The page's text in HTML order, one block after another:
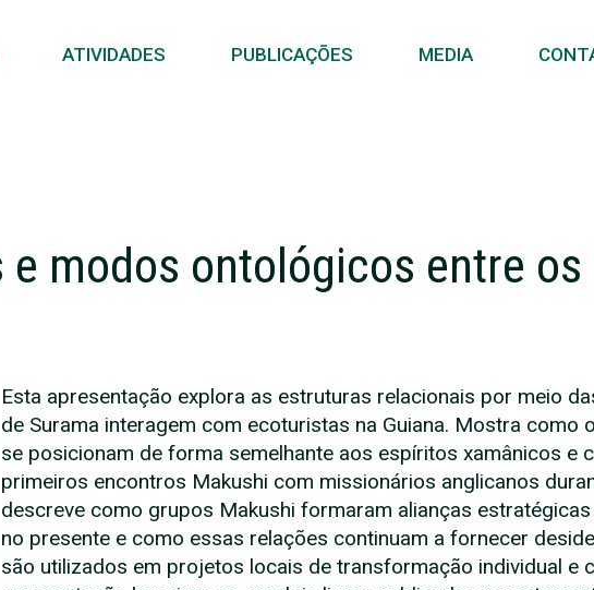
ATIVIDADES PUBLICAÇÕES MEDIA
modos ontológicos entre os
Esta apresentação explora as estruturas relacionais por meio
de Surama interagem com ecoturistas na Guiana. Mostra como
se posicionam de forma semelhante aos espíritos xamânicos e
primeiros encontros Makushi com missionários anglicanos
descreve como grupos Makushi formaram alianças
no presente e como essas relações continuam a fornecer
são utilizados em projetos locais de transformação individual e